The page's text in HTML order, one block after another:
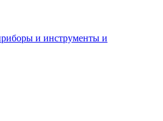
и инструменты и